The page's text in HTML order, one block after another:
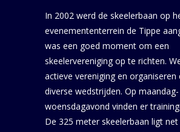
In 2002 werd de skeelerbaan op
evenemententerrein de Tippe
was een goed moment om een
skeelervereniging op te richten.
actieve vereniging en organiseren
diverse wedstrijden. Op
woensdagavond vinden er
De 325 meter skeelerbaan ligt